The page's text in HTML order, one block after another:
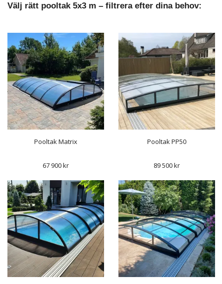
Välj rätt pooltak 5x3 m – filtrera efter dina behov:
Pooltak Matrix
67 900 kr
Pooltak PP50
89 500 kr